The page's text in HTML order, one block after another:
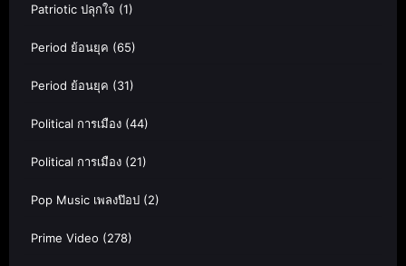
Patriotic ปลุกใจ (1)
Period ย้อนยุค (65)
Period ย้อนยุค (31)
Political การเมือง (44)
Political การเมือง (21)
Pop Music เพลงป๊อป (2)
Prime Video (278)